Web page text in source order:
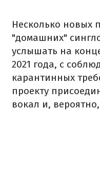
Несколько новых
"домашних"
услышать на
2021 года, с
карантинных
проекту
вокал и,